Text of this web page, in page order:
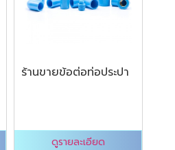
ร้านขายข้อต่อท่อประปา
ดูรายละเอียด